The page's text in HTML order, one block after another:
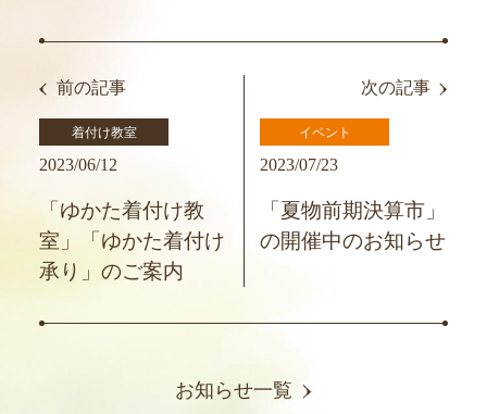
前の記事
着付け教室
2023/06/12
「ゆかた着付け教
室」「ゆかた着付け
承り」のご案内
次の記事
イベント
2023/07/23
「夏物前期決算市」
の開催中のお知らせ
お知らせ一覧